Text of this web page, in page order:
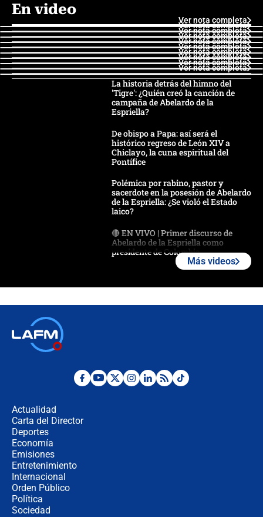
En video
Ver nota completa
Ver nota completa
Ver nota completa
Ver nota completa
Ver nota completa
Ver nota completa
Ver nota completa
Ver nota completa
Ver nota completa
Ver nota completa
La historia detrás del himno del
'Tigre': ¿Quién creó la canción de
campaña de Abelardo de la
Espriella?
De obispo a Papa: así será el
histórico regreso de León XIV a
Chiclayo, la cuna espiritual del
Pontífice
Polémica por rabino, pastor y
sacerdote en la posesión de Abelardo
de la Espriella: ¿Se violó el Estado
laico?
🔴 EN VIVO | Primer discurso de
Abelardo de la Espriella como
presidente de Colombia
Desde dermatitis hasta infecciones:
Más videos
Actualidad
Carta del Director
Deportes
Economía
Emisiones
Entretenimiento
Internacional
Orden Público
Política
Sociedad